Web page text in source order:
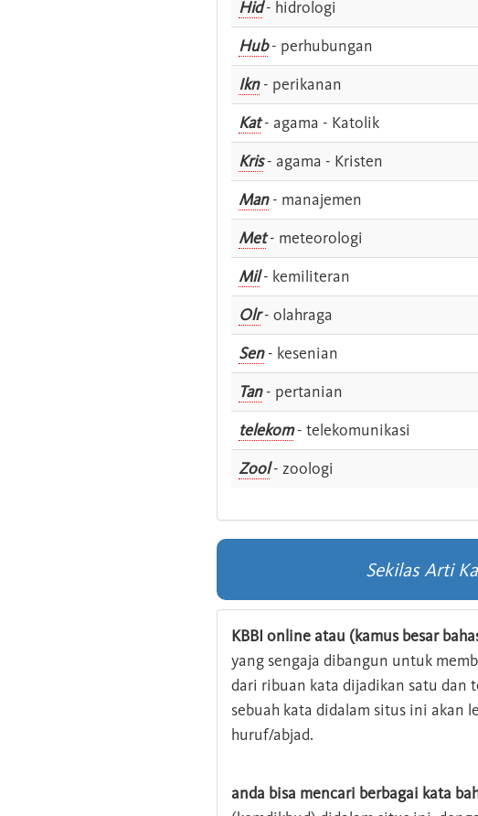
Hid- hidrologi
Hub- perhubungan
Ikn- perikanan
Kat- agama - Katolik
Kris- agama - Kristen
Man- manajemen
Met- meteorologi
Mil- kemiliteran
Olr- olahraga
Sen- kesenian
Tan- pertanian
telekom- telekomunikasi
Zool- zoologi
Sekilas Arti
KBBI online atau (kamus besar
yang sengaja dibangun untuk
dari ribuan kata dijadikan satu dan
sebuah kata didalam situs ini akan
huruf/abjad.
anda bisa mencari berbagai kata